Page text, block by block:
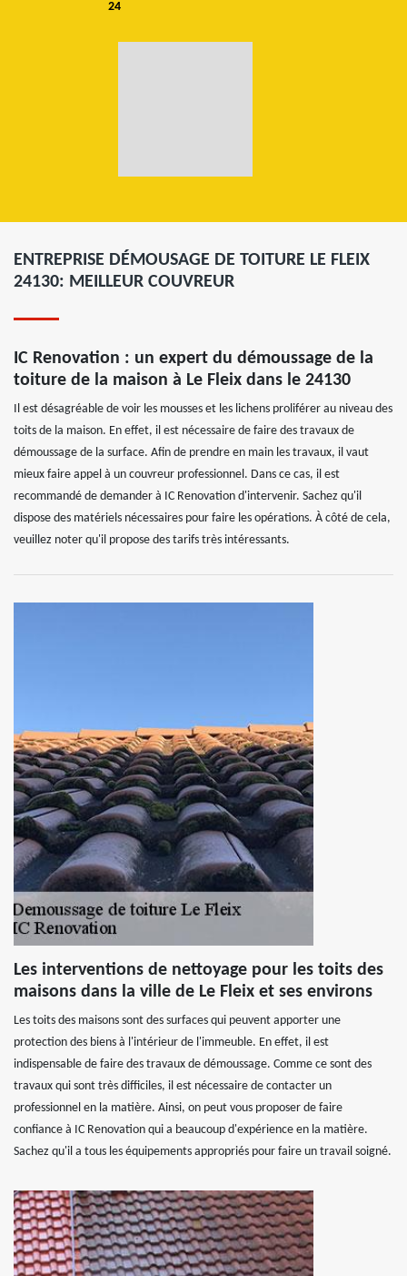
24
ENTREPRISE DÉMOUSAGE DE TOITURE LE FLEIX
24130: MEILLEUR COUVREUR
IC Renovation : un expert du démoussage de la
toiture de la maison à Le Fleix dans le 24130
Il est désagréable de voir les mousses et les lichens proliférer au niveau des
toits de la maison. En effet, il est nécessaire de faire des travaux de
démoussage de la surface. Afin de prendre en main les travaux, il vaut
mieux faire appel à un couvreur professionnel. Dans ce cas, il est
recommandé de demander à IC Renovation d'intervenir. Sachez qu'il
dispose des matériels nécessaires pour faire les opérations. À côté de cela,
veuillez noter qu'il propose des tarifs très intéressants.
Les interventions de nettoyage pour les toits des
maisons dans la ville de Le Fleix et ses environs
Les toits des maisons sont des surfaces qui peuvent apporter une
protection des biens à l'intérieur de l'immeuble. En effet, il est
indispensable de faire des travaux de démoussage. Comme ce sont des
travaux qui sont très difficiles, il est nécessaire de contacter un
professionnel en la matière. Ainsi, on peut vous proposer de faire
confiance à IC Renovation qui a beaucoup d'expérience en la matière.
Sachez qu'il a tous les équipements appropriés pour faire un travail soigné.